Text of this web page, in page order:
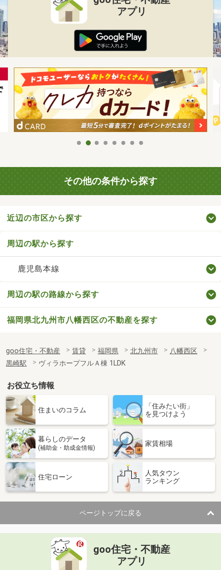
アプリ
その他の条件から探す
近辺の市区から探す
周辺の駅から探す
鹿児島本線
周辺の駅の路線から探す
福岡県北九州市八幡西区の不動産を探す
goo住宅・不動産 賃貸 福岡県 北九州市
八幡西区
黒崎駅
ヴィラホープフルＡ棟 1LDK
お役立ち情報
住まいのコラム
「住みたい街」
を見つけよう
暮らしのデータ
(補助金・助成金情報)
家賃相場
住宅ローン
人気タウン
ランキング
ページトップに戻る
goo住宅・不動産
アプリ